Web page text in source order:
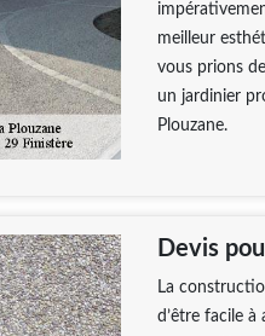
meilleur
vous prions
un jardinier
Plouzane.
Devis
La
d’être facile à